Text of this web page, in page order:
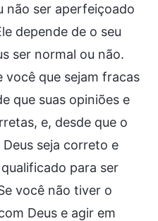
não ser aperfeiçoado
depende de o seu
ser normal ou não.
você que sejam fracas
que suas opiniões e
e, desde que o
seja correto e
para ser
você não tiver o
Deus e agir em